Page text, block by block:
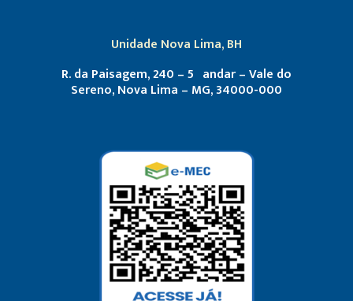
Unidade Nova Lima, BH
R. da Paisagem, 240 – 5º andar – Vale do
Sereno, Nova Lima – MG, 34000-000